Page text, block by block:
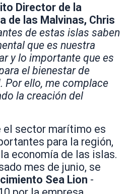
Director de la
de las Malvinas, Chris
de estas islas saben
que es nuestra
y lo importante que es
el bienestar de
Por ello, me complace
la creación del
el sector marítimo es
para la región,
economía de las islas.
mes de junio, se
Sea Lion -